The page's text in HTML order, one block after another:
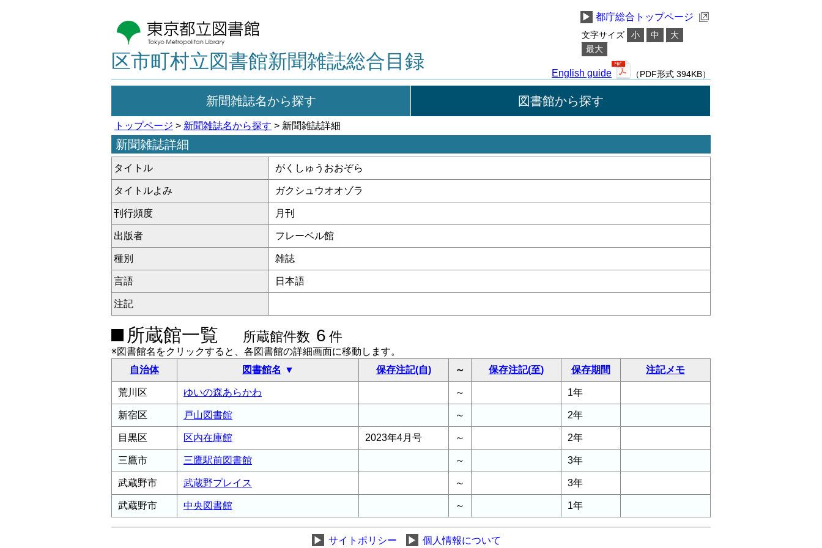
区市町村立図書館新聞雑誌総合目録
▶ 都庁総合トップページ
文字サイズ 小 中
大
最大
English guide （PDF形式 394KB）
新聞雑誌名から探す 図書館から探す
トップページ > 新聞雑誌名から探す > 新聞雑誌詳細
新聞雑誌詳細
タイトル がくしゅうおおぞら
タイトルよみ ガクシュウオオゾラ
刊行頻度 月刊
出版者 フレーベル館
種別 雑誌
言語 日本語
注記
所蔵館一覧 所蔵館件数 6 件
※図書館名をクリックすると、各図書館の詳細画面に移動します。
自治体
図書館名 保存注記(自) ～ 保存注記(至) 保存期間 注記メモ
荒川区 ゆいの森あらかわ ～ 1年
新宿区 戸山図書館 ～ 2年
目黒区 区内在庫館 2023年4月号 ～ 2年
三鷹市 三鷹駅前図書館 ～ 3年
武蔵野市 武蔵野プレイス ～ 3年
武蔵野市 中央図書館 ～ 1年
▶ サイトポリシー ▶ 個人情報について